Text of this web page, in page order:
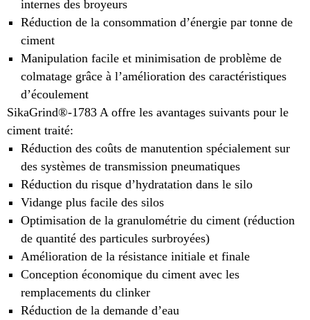
internes des broyeurs
Réduction de la consommation d’énergie par tonne de
ciment
Manipulation facile et minimisation de problème de
colmatage grâce à l’amélioration des caractéristiques
d’écoulement
SikaGrind®-1783 A offre les avantages suivants pour le
ciment traité:
Réduction des coûts de manutention spécialement sur
des systèmes de transmission pneumatiques
Réduction du risque d’hydratation dans le silo
Vidange plus facile des silos
Optimisation de la granulométrie du ciment (réduction
de quantité des particules surbroyées)
Amélioration de la résistance initiale et finale
Conception économique du ciment avec les
remplacements du clinker
Réduction de la demande d’eau